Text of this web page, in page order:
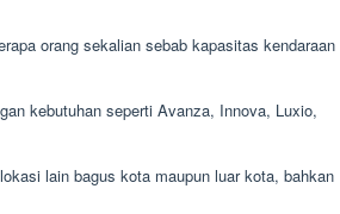
orang sekalian sebab kapasitas kendaraan
kebutuhan seperti Avanza, Innova, Luxio,
lain bagus kota maupun luar kota, bahkan